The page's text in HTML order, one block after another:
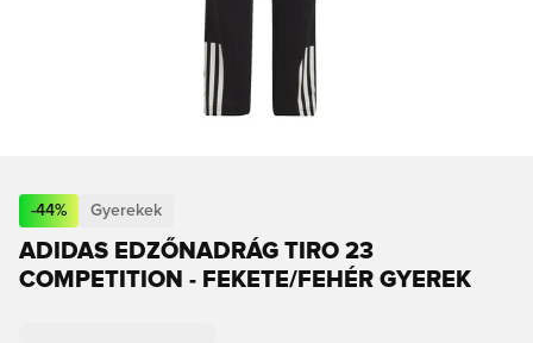
-44% Gyerekek
ADIDAS EDZŐNADRÁG TIRO 23
COMPETITION - FEKETE/FEHÉR GYEREK